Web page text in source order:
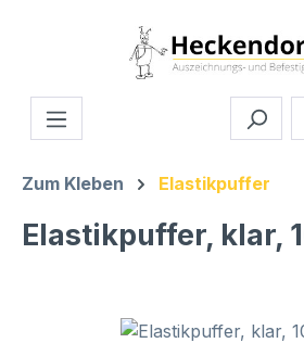
Zum Hauptinhalt springen
Zum Kleben Elastikpuffer
Elastikpuffer, klar,
Bildergalerie überspringen